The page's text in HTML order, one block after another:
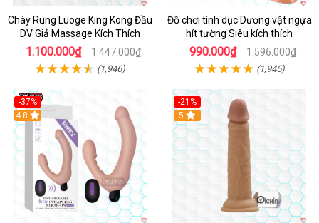
Chày Rung Luoge King Kong Đầu
DV Giả Massage Kích Thích
1.100.000₫ 1.447.000₫
(1,946)
Đồ chơi tình dục Dương vật ngựa
hít tường Siêu kích thích
990.000₫ 1.596.000₫
(1,945)
-37%
Hot
4.8
-21%
Hot
5